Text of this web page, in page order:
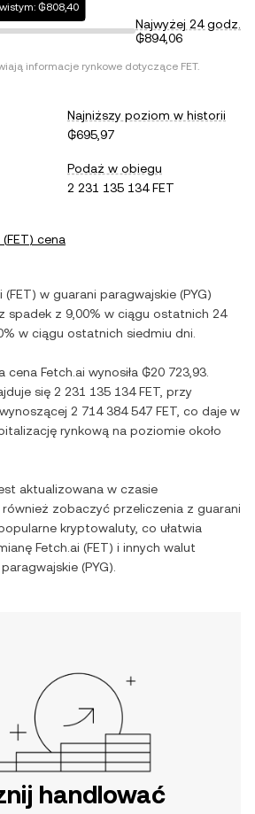
₲808,40
Najwyżej 24 godz.
₲894,06
informacje rynkowe dotyczące FET.
Najniższy poziom w historii
₲695,97
Podaż w obiegu
2 231 135 134 FET
(FET) cena
(FET) w guarani paragwajskie (PYG)
spadek z 9,00% w ciągu ostatnich 24
w ciągu ostatnich siedmiu dni.
cena Fetch.ai wynosiła ₲20 723,93
się 2 231 135 134 FET , przy
2 714 384 547 FET , co daje w
rynkową na poziomie około
aktualizowana w czasie
zobaczyć przeliczenia z guarani
kryptowaluty, co ułatwia
Fetch.ai (FET) i innych walut
(PYG).
handlować